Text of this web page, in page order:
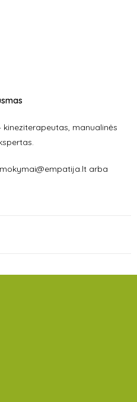
kineziterapeutas, manualinės
arba